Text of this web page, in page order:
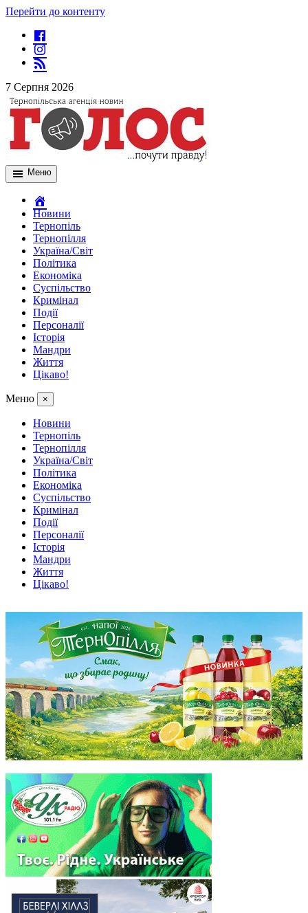
Перейти до контенту
7 Серпня 2026
Меню
Новини
Тернопіль
Тернопілля
Україна/Світ
Політика
Економіка
Суспільство
Кримінал
Події
Персоналії
Історія
Мандри
Життя
Цікаво!
Меню ×
Новини
Тернопіль
Тернопілля
Україна/Світ
Політика
Економіка
Суспільство
Кримінал
Події
Персоналії
Історія
Мандри
Життя
Цікаво!